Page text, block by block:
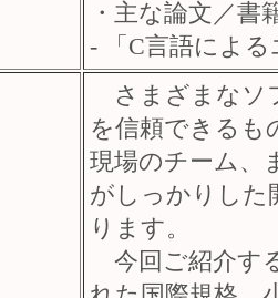
・主な論文／書
- 「C言語によ
さまざまなソ
を信頼できるも
現場のチーム、
がしっかりした
ります。
今回ご紹介す